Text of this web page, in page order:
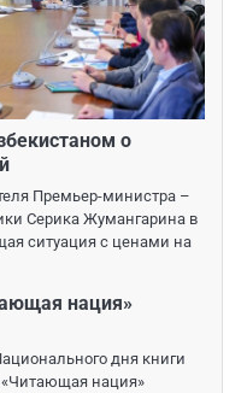
о
Премьер-министра –
Серика Жумангарина в
ситуация с ценами на
нация»
дня книги
«Читающая нация»